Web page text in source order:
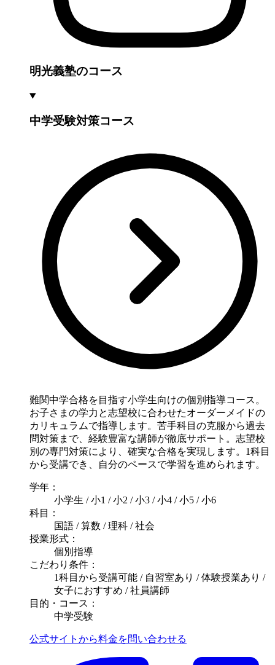
明光義塾のコース
中学受験対策コース
難関中学合格を目指す小学生向けの個別指導コース。
お子さまの学力と志望校に合わせたオーダーメイドの
カリキュラムで指導します。苦手科目の克服から過去
問対策まで、経験豊富な講師が徹底サポート。志望校
別の専門対策により、確実な合格を実現します。1科目
から受講でき、自分のペースで学習を進められます。
学年：
小学生 / 小1 / 小2 / 小3 / 小4 / 小5 / 小6
科目：
国語 / 算数 / 理科 / 社会
授業形式：
個別指導
こだわり条件：
1科目から受講可能 / 自習室あり / 体験授業あり /
女子におすすめ / 社員講師
目的・コース：
中学受験
公式サイトから料金を問い合わせる